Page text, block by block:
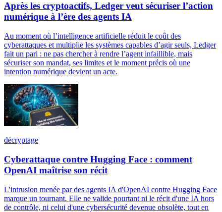
Après les cryptoactifs, Ledger veut sécuriser l’action
numérique à l’ère des agents IA
Au moment où l’intelligence artificielle réduit le coût des
cyberattaques et multiplie les systèmes capables d’agir seuls, Ledger
fait un pari : ne pas chercher à rendre l’agent infaillible, mais
sécuriser son mandat, ses limites et le moment précis où une
intention numérique devient un acte.
décryptage
Cyberattaque contre Hugging Face : comment
OpenAI maîtrise son récit
L'intrusion menée par des agents IA d'OpenAI contre Hugging Face
marque un tournant. Elle ne valide pourtant ni le récit d'une IA hors
de contrôle, ni celui d'une cybersécurité devenue obsolète, tout en